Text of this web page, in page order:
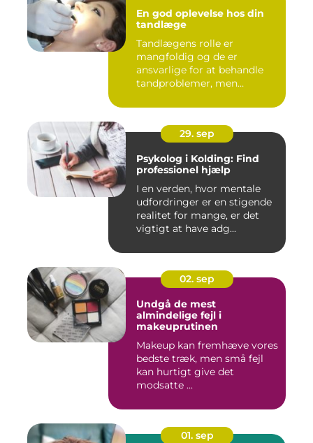
En god oplevelse hos din
tandlæge
Tandlægens rolle er
mangfoldig og de er
ansvarlige for at behandle
tandproblemer, men
29. sep
Psykolog i Kolding: Find
professionel hjælp
I en verden, hvor mentale
udfordringer er en stigende
realitet for mange, er det
vigtigt at have adg...
02. sep
Undgå de mest
almindelige fejl i
makeuprutinen
Makeup kan fremhæve vores
bedste træk, men små fejl
kan hurtigt give det
modsatte ...
01. sep